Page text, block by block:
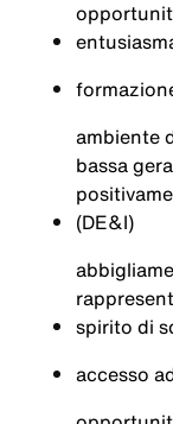
ambiente
bassa
(DE&I)
spirito di
accesso